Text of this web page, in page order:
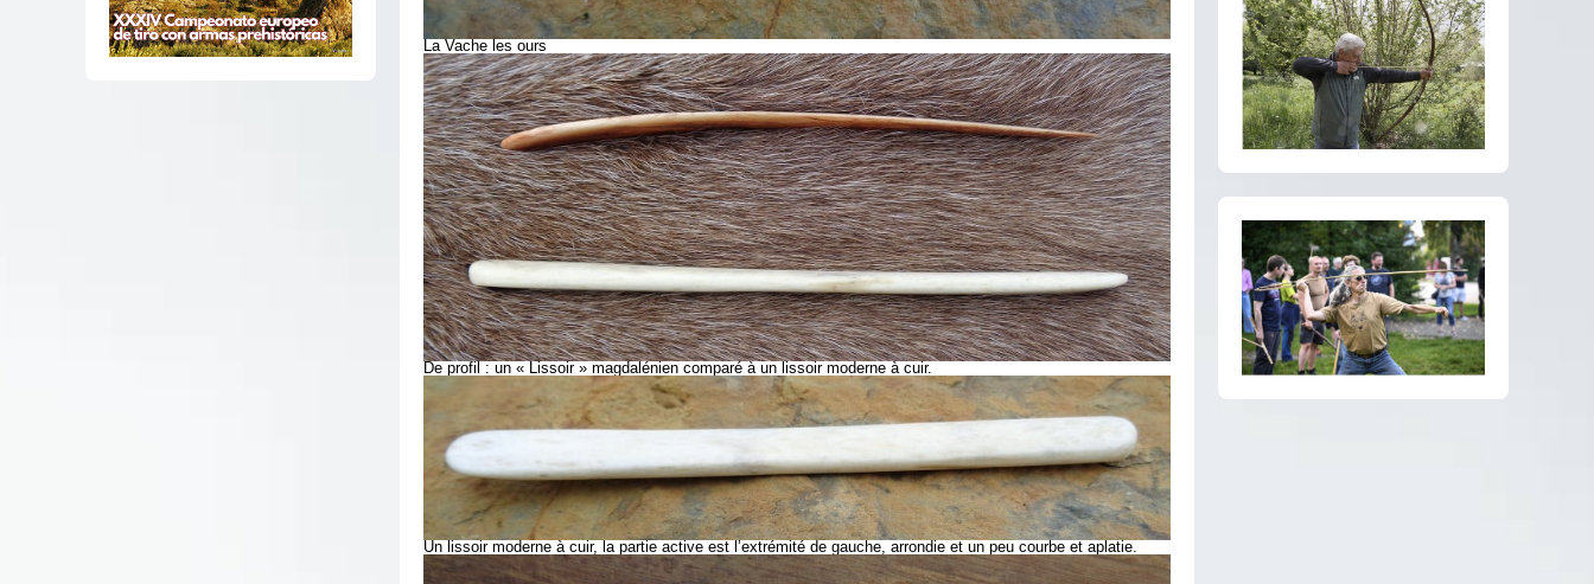
La Vache les ours
De profil : un « Lissoir » magdalénien comparé à un lissoir moderne à cuir.
Un lissoir moderne à cuir, la partie active est l’extrémité de gauche, arrondie et un peu courbe et aplatie.